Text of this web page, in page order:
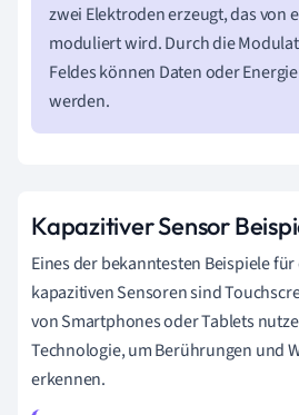
zwei Elektroden erzeugt, das von
moduliert wird. Durch die
Feldes können Daten oder
werden.
Kapazitiver Sensor
Eines der bekanntesten Beispiele
kapazitiven Sensoren sind
von Smartphones oder Tablets
Technologie, um Berührungen und
erkennen.